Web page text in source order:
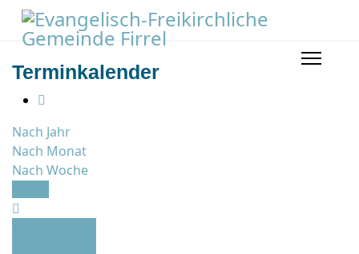
Terminkalender
Nach Jahr
Nach Monat
Nach Woche